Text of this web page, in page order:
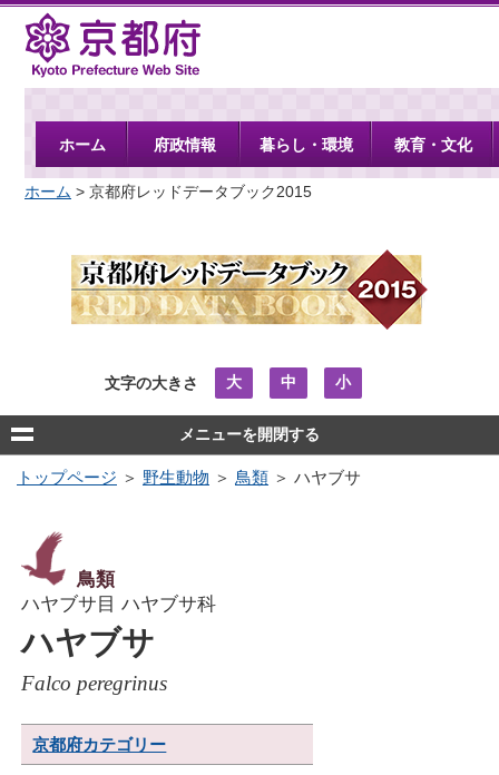
京都府
ホーム 府政情報 暮らし・環境 教育・文化
ホーム > 京都府レッドデータブック2015
文字の大きさ 大 中 小
メニューを開閉する
トップページ ＞ 野生動物 ＞ 鳥類 ＞ ハヤブサ
鳥類
ハヤブサ目 ハヤブサ科
ハヤブサ
Falco peregrinus
京都府カテゴリー